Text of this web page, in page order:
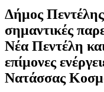
Δήμος
σημαντικές
Νέα Πεντέλη
επίμονες
Νατάσσας